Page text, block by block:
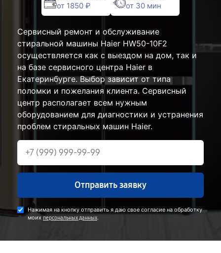
от 1850 ₽ от 30 мин
Сервисный ремонт и обслуживание
стиральной машины Haier HW50-10F2
осуществляется как с выездом на дом, так и
на базе сервисного центра Haier в
Екатеринбурге. Выбор зависит от типа
поломки и пожелания клиента. Сервисный
центр располагает всем нужным
оборудованием для диагностики и устранения
проблем стиральных машин Haier.
Отправить заявку
Нажимая на кнопку отправить я даю свое согласие на обработку
моих персональных данных.